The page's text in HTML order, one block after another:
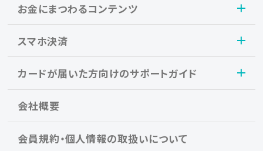
お金にまつわるコンテンツ
スマホ決済
カードが届いた方向けのサポートガイド
会社概要
会員規約・個人情報の取扱いについて